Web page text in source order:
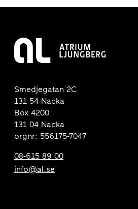
Smedjegatan 2C
131 54 Nacka
Box 4200
131 04 Nacka
orgnr: 556175-7047
08-615 89 00
info@al.se